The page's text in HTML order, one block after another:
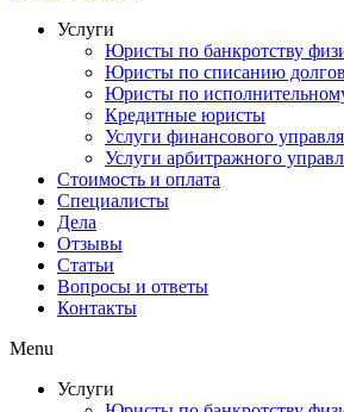
Услуги
Юристы по банкротству
Юристы по списанию долгов
Юристы по
Кредитные юристы
Услуги финансового
Услуги арбитражного
Стоимость и оплата
Специалисты
Дела
Отзывы
Статьи
Вопросы и ответы
Контакты
Menu
Услуги